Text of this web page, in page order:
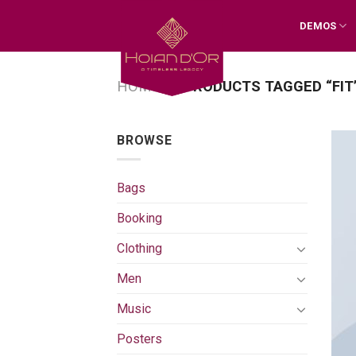
content
DEMOS
HOME PRODUCTS TAGGED
BROWSE
Bags
Booking
Clothing
Men
Music
Posters